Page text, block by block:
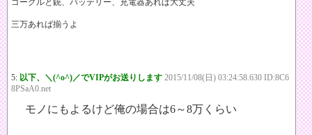
ゴーグルと銃、バッテリー、充電器あれば大丈夫
三万あれば揃うよ
5: 以下、＼(^o^)／でVIPがお送りします 2015/11/08(日) 03:24:58.630 ID:8C6
8PSaA0.net
モノにもよるけど俺の場合は6～8万くらい